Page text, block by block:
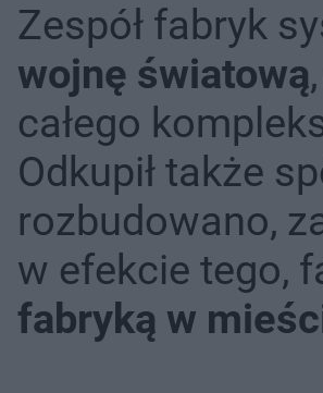
Zespół fabryk
wojnę światową
całego
Odkupił także
rozbudowano,
w efekcie tego,
fabryką w